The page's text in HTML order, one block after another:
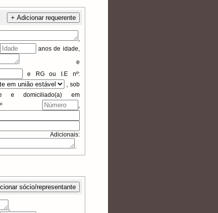
+ Adicionar requerente
,
anos de idade,
e
e RG ou I.E nº:
, sob
e domiciliado(a) em
,
.
sócio/representante
,